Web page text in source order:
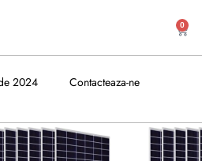
0
Cart
2024 Contacteaza-ne